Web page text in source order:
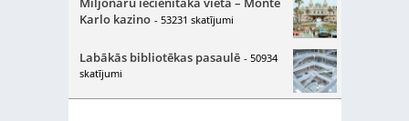
Karlo kazino - 53231 skatījumi
Labākās bibliotēkas pasaulē - 50934
skatījumi